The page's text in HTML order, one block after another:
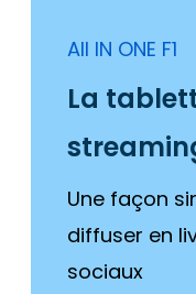
All IN ONE F1
La
Une façon
diffuser en
sociaux